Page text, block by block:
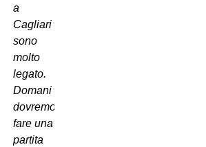
a
Cagliari
sono
molto
legato.
Domani
dovremo
fare una
partita